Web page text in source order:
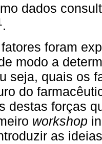
dados
.
foram
modo a
seja, quais os
do
destas forças
workshop
as